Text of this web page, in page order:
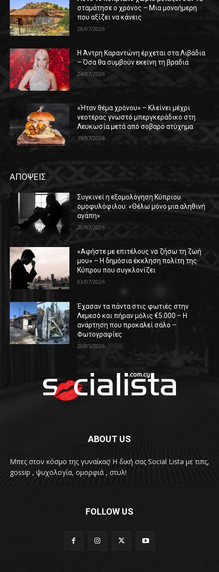
σταμάτησε ο χρόνος – Μια μονοήμερη
που αξίζει να κάνεις
28/07/2026
Η Άντρη Καραντώνη έρχεται στα Λιβάδια
– Όσα θα συμβούν εκείνη τη βραδιά
24/07/2026
«Ήταν θέμα χρόνου» – Κλείνει μέχρι
νεοτέρας γνωστό μπεργκεράδικο στη
Λευκωσία μετά από σοβαρό ατύχημα
19/07/2026
ΑΠΟΨΕΙΣ
Συγκινεί η εξομολόγηση Κύπριου
ομοφυλόφιλου: «Θέλω μόνο μια αληθινή
αγάπη»
20/07/2026
«Αφήστε με επιτέλους να ζήσω τη ζωή
μου» – Η δημόσια έκκληση πολίτη της
Κύπρου που συγκλονίζει
03/07/2026
Έχασαν τα πάντα στις φωτιές στην
Λεμεσό και πήραν μόλις €5.000 – Η
ανάρτηση που προκαλεί σάλο –
Φωτογραφίες
20/05/2026
ABOUT US
Μπες στον κόσμο της γυναίκας! H δική σας Social Lista με τιπς,
gossip , ψυχολογία, ομορφιά , στυλ!
FOLLOW US